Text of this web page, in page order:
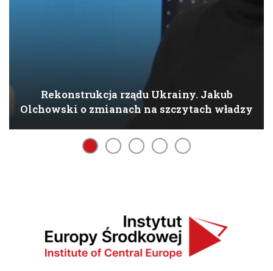
Rekonstrukcja rządu Ukrainy. Jakub
Olchowski o zmianach na szczytach władzy